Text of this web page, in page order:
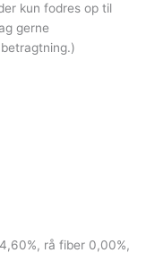
kun fodres op til
gerne
rå fiber 0,00%,